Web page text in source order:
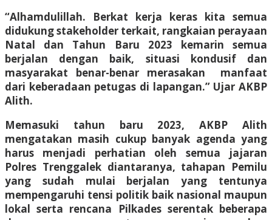
“Alhamdulillah. Berkat kerja keras kita semua
didukung stakeholder terkait, rangkaian perayaan
Natal dan Tahun Baru 2023 kemarin semua
berjalan dengan baik, situasi kondusif dan
masyarakat benar-benar merasakan manfaat
dari keberadaan petugas di lapangan.” Ujar AKBP
Alith.
Memasuki tahun baru 2023, AKBP Alith
mengatakan masih cukup banyak agenda yang
harus menjadi perhatian oleh semua jajaran
Polres Trenggalek diantaranya, tahapan Pemilu
yang sudah mulai berjalan yang tentunya
mempengaruhi tensi politik baik nasional maupun
lokal serta rencana Pilkades serentak beberapa